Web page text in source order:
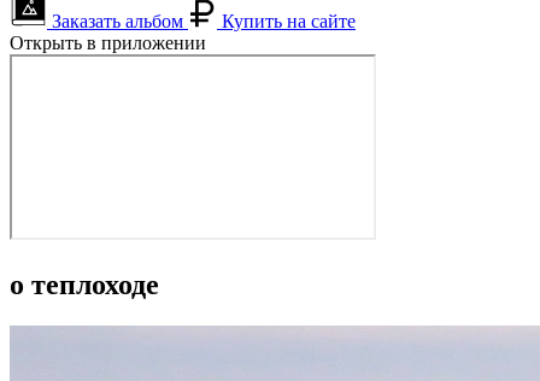
Заказать альбом
Купить на сайте
Открыть в приложении
о теплоходе